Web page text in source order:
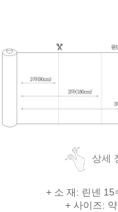
상세
+ 소 재: 린넨 15
+ 사이즈: